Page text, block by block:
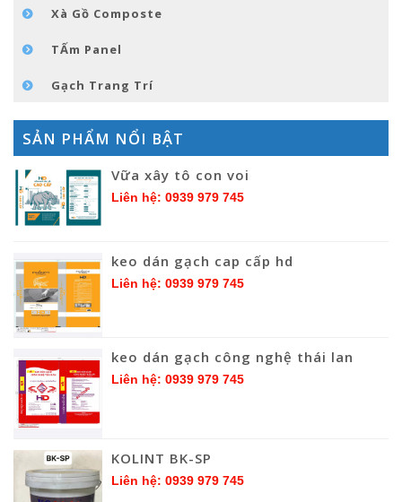
Xà Gồ Composte
TẤm Panel
Gạch Trang Trí
SẢN PHẨM NỔI BẬT
Vữa xây tô con voi
Liên hệ: 0939 979 745
keo dán gạch cap cấp hd
Liên hệ: 0939 979 745
keo dán gạch công nghệ thái lan
Liên hệ: 0939 979 745
KOLINT BK-SP
Liên hệ: 0939 979 745